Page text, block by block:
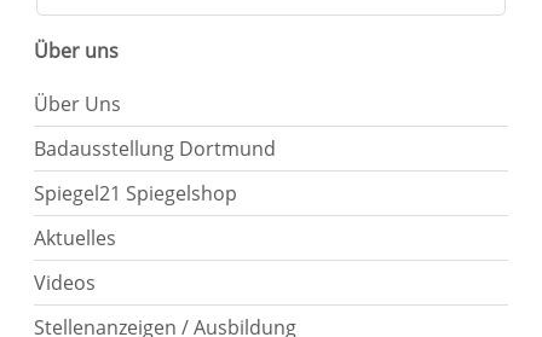
Über uns
Über Uns
Badausstellung Dortmund
Spiegel21 Spiegelshop
Aktuelles
Videos
Stellenanzeigen / Ausbildung